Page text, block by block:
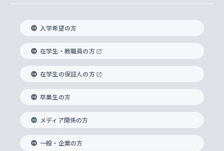
経済学部
外国語学部
総合グローバル学部
国際教養学部
キリスト教人間学
身体知
思考と表現
データサイエンス
言語教育研究センター
上智大学のグローバル教育
グローバル教育センター
上智大学で学ぶ
海外で学ぶ
学びのサポート
大学院
神学研究科
助産学専攻科
生涯学習
国際言語情報研究所
グローバル・コンサーン研究所
比較文化研究所
ヨーロッパ研究所
知的財産
研究支援制度
重点領域研究・自由課題研究
研究活動に関する法令・研究費の使用について
課外教育プログラム
ボランティア活動
グローバルな学びのコミュニティ
学生の相談窓口
心身の健康相談
ハラスメント防止の取り組み
障がいのある学生への支援
キャリア形成サポート
キャリア形成支援プログラム
住まいのサポート
入れの方針）
科目等履修生
研究生・外国人特別研究生・国費留学生
交換留学生(海外大学から上智大学で学ぶ)
ノンディグリー生
理事長・学長メッセージ
学長・副学長紹介
上智大学の精神
上智大学の理念
上智大学の沿革
ソフィア・アーカイブズ
グローバルエンゲージメント
上智大学を訪れた世界の知性
上智大学公式ソーシャルメディア
学校法人上智学院について
入学希望の方
在学生・教職員の方
在学生の保証人の方
卒業生の方
メディア関係の方
一般・企業の方